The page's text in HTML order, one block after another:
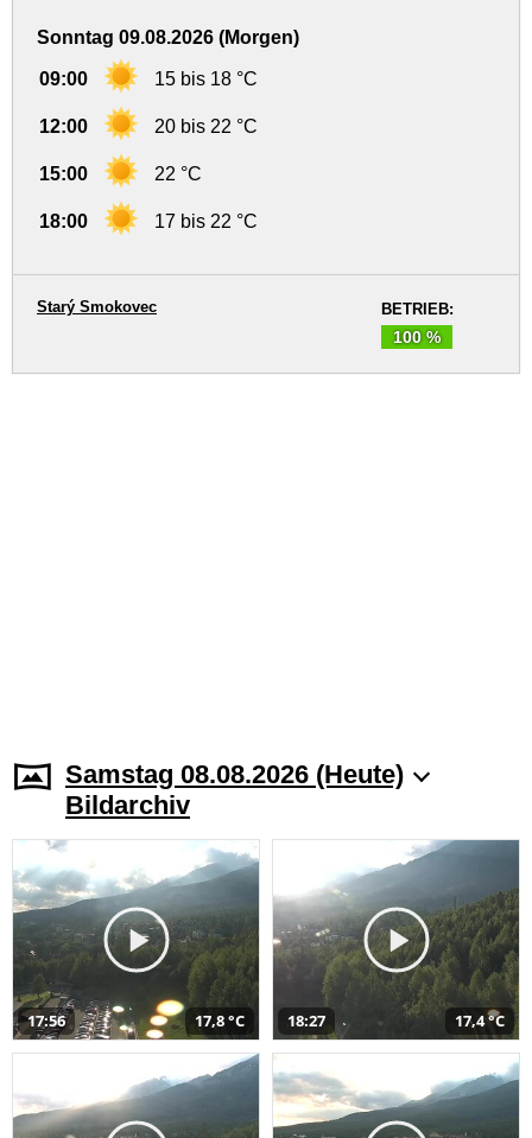
Sonntag 09.08.2026 (Morgen)
09:00 15 bis 18 °C
12:00 20 bis 22 °C
15:00 22 °C
18:00 17 bis 22 °C
BETRIEB:
100 %
Starý Smokovec
Samstag 08.08.2026 (Heute)
Bildarchiv
17:56 17,8 °C 18:27 17,4 °C